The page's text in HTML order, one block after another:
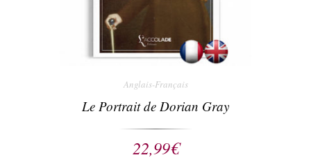
Anglais-Français
Le Portrait de Dorian Gray
22,99€